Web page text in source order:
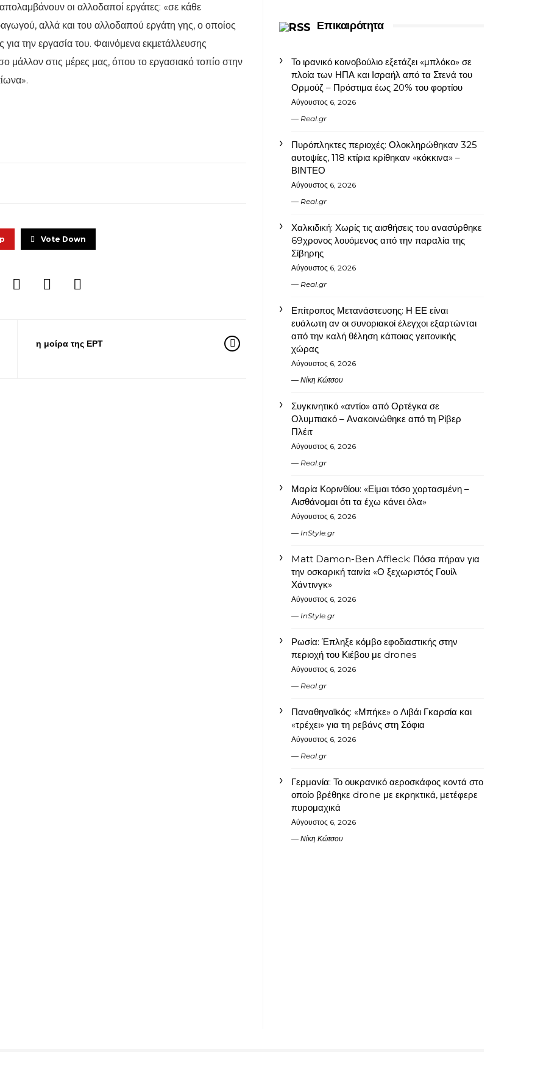
απολαμβάνουν οι αλλοδαποί εργάτες: «σε κάθε
αλλά και του αλλοδαπού εργάτη γης, ο οποίος
την εργασία του. Φαινόμενα εκμετάλλευσης
στις μέρες μας, όπου το εργασιακό τοπίο στην
Vote Down
η μοίρα της ΕΡΤ
Επικαιρότητα
Το ιρανικό κοινοβούλιο εξετάζει «μπλόκο» σε
πλοία των ΗΠΑ και Ισραήλ από τα Στενά του
Ορμούζ – Πρόστιμα έως 20% του φορτίου
Αύγουστος 6, 2026
Real.gr
Πυρόπληκτες περιοχές: Ολοκληρώθηκαν 325
αυτοψίες, 118 κτίρια κρίθηκαν «κόκκινα» –
ΒΙΝΤΕΟ
Αύγουστος 6, 2026
Real.gr
Χαλκιδική: Χωρίς τις αισθήσεις του ανασύρθηκε
69χρονος λουόμενος από την παραλία της
Σίβηρης
Αύγουστος 6, 2026
Real.gr
Επίτροπος Μετανάστευσης: Η ΕΕ είναι
ευάλωτη αν οι συνοριακοί έλεγχοι εξαρτώνται
από την καλή θέληση κάποιας γειτονικής
χώρας
Αύγουστος 6, 2026
Νίκη Κώτσου
Συγκινητικό «αντίο» από Ορτέγκα σε
Ολυμπιακό – Ανακοινώθηκε από τη Ρίβερ
Πλέιτ
Αύγουστος 6, 2026
Real.gr
Μαρία Κορινθίου: «Είμαι τόσο χορτασμένη –
Αισθάνομαι ότι τα έχω κάνει όλα»
Αύγουστος 6, 2026
InStyle.gr
Matt Damon-Ben Affleck: Πόσα πήραν για
την οσκαρική ταινία «Ο ξεχωριστός Γουίλ
Χάντινγκ»
Αύγουστος 6, 2026
InStyle.gr
Ρωσία: Έπληξε κόμβο εφοδιαστικής στην
περιοχή του Κιέβου με drones
Αύγουστος 6, 2026
Real.gr
Παναθηναϊκός: «Μπήκε» ο Λιβάι Γκαρσία και
«τρέχει» για τη ρεβάνς στη Σόφια
Αύγουστος 6, 2026
Real.gr
Γερμανία: Το ουκρανικό αεροσκάφος κοντά στο
οποίο βρέθηκε drone με εκρηκτικά, μετέφερε
πυρομαχικά
Αύγουστος 6, 2026
Νίκη Κώτσου